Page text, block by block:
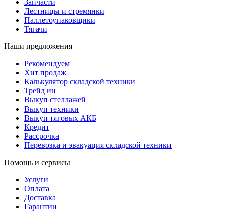
Запчасти
Лестницы и стремянки
Паллетоупаковщики
Тягачи
Наши предложения
Рекомендуем
Хит продаж
Калькулятор складской техники
Трейд ин
Выкуп стеллажей
Выкуп техники
Выкуп тяговых АКБ
Кредит
Рассрочка
Перевозка и эвакуация складской техники
Помощь и сервисы
Услуги
Оплата
Доставка
Гарантии